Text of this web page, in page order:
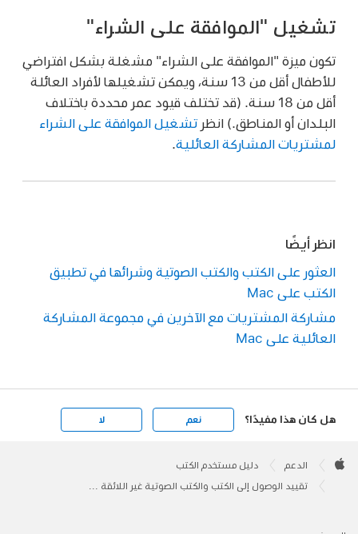
تشغيل "الموافقة على الشراء"
تكون ميزة "الموافقة على الشراء" مشغلة بشكل افتراضي
للأطفال أقل من 13 سنة، ويمكن تشغيلها لأفراد العائلة
أقل من 18 سنة. (قد تختلف قيود عمر محددة باختلاف
البلدان أو المناطق.) انظر تشغيل الموافقة على الشراء
لمشتريات المشاركة العائلية
انظر أيضًا
العثور على الكتب والكتب الصوتية وشرائها في تطبيق
الكتب على Mac
مشاركة المشتريات مع الآخرين في مجموعة المشاركة
العائلية على Mac
هل كان هذا مفيدًا؟ نعم لا
Footer

الدعم دليل مستخدم الكتب